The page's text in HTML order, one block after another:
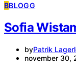
BBLOGG
Sofia
byPatrik
november 30,